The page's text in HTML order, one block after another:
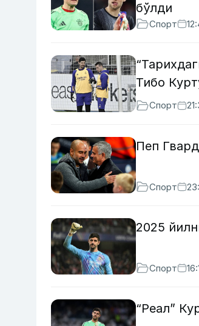
бўлди
Спорт
Тибо
Спорт
Пеп
Спорт
2025
Спорт
“Реал”